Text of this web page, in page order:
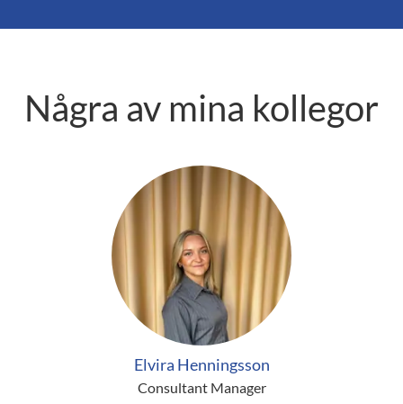
Några av mina kollegor
Elvira Henningsson
Consultant Manager